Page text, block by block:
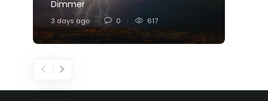
Dimmer
3 days ago 0 617